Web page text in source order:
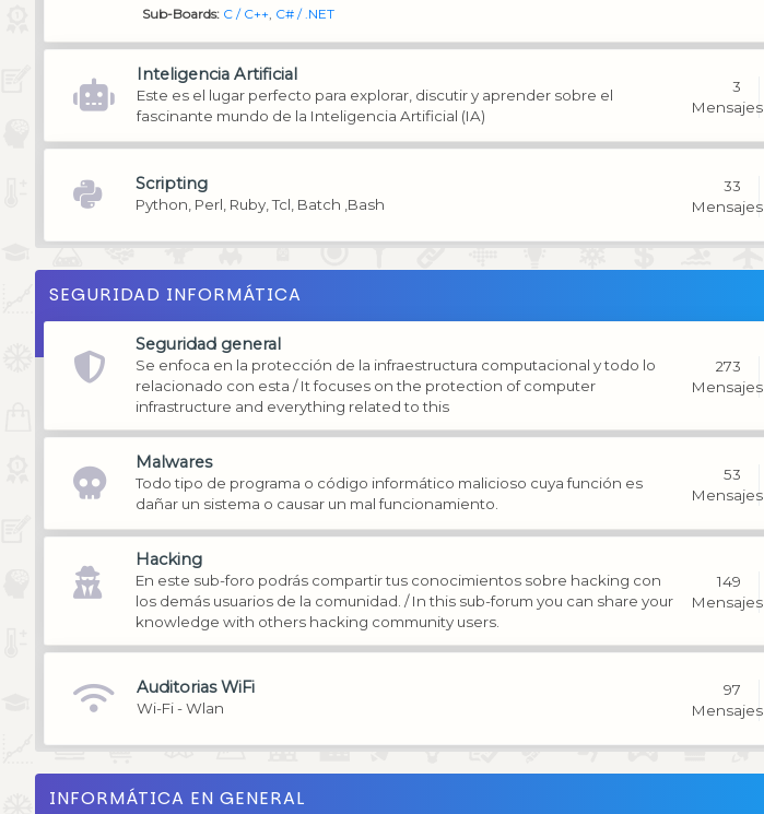
Sub-Boards C / C++ C# / .NET
Inteligencia Artificial
Este es el lugar perfecto para explorar, discutir y aprender sobre el
fascinante mundo de la Inteligencia Artificial (IA)
3
Mensajes
Scripting
Python, Perl, Ruby, Tcl, Batch ,Bash
33
Mensajes
SEGURIDAD INFORMÁTICA
Seguridad general
Se enfoca en la protección de la infraestructura computacional y todo lo
relacionado con esta / It focuses on the protection of computer
infrastructure and everything related to this
273
Mensajes
Malwares
Todo tipo de programa o código informático malicioso cuya función es
dañar un sistema o causar un mal funcionamiento.
53
Mensajes
Hacking
En este sub-foro podrás compartir tus conocimientos sobre hacking con
los demás usuarios de la comunidad. / In this sub-forum you can share your
knowledge with others hacking community users.
149
Mensajes
Auditorias WiFi
Wi-Fi - Wlan
97
Mensajes
INFORMÁTICA EN GENERAL